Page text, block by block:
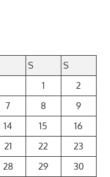
S
S
1
2
7 8
9
14 15
16
21 22
23
28 29
30